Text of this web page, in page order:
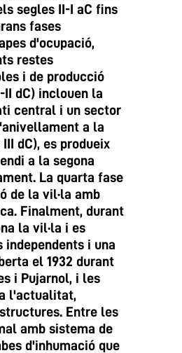
segles II-I aC fins
fases
d'ocupació,
restes
i de producció
dC) inclouen la
central i un sector
a la
dC), es produeix
a la segona
La quarta fase
de la vil·la amb
Finalment, durant
la vil·la i es
i una
el 1932 durant
i Pujarnol, i les
l'actualitat,
Entre les
amb sistema de
d'inhumació que